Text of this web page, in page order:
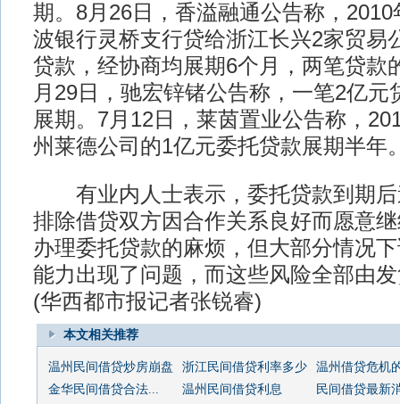
期。8月26日，香溢融通公告称，
波银行灵桥支行贷给浙江长兴2家贸易
贷款，经协商均展期6个月，两笔贷款
月29日，驰宏锌锗公告称，一笔2亿元
展期。7月12日，莱茵置业公告称，
州莱德公司的1亿元委托贷款展期半年
有业内人士表示，委托贷款到期后
排除借贷双方因合作关系良好而愿意
办理委托贷款的麻烦，但大部分情况
能力出现了问题，而这些风险全部由
(华西都市报记者张锐睿)
本文相关推荐
温州民间借贷炒房崩盘 浙江民间借贷利率多少
温州借贷危机
金华民间借贷合法...
温州民间借贷利息
民间借贷最新